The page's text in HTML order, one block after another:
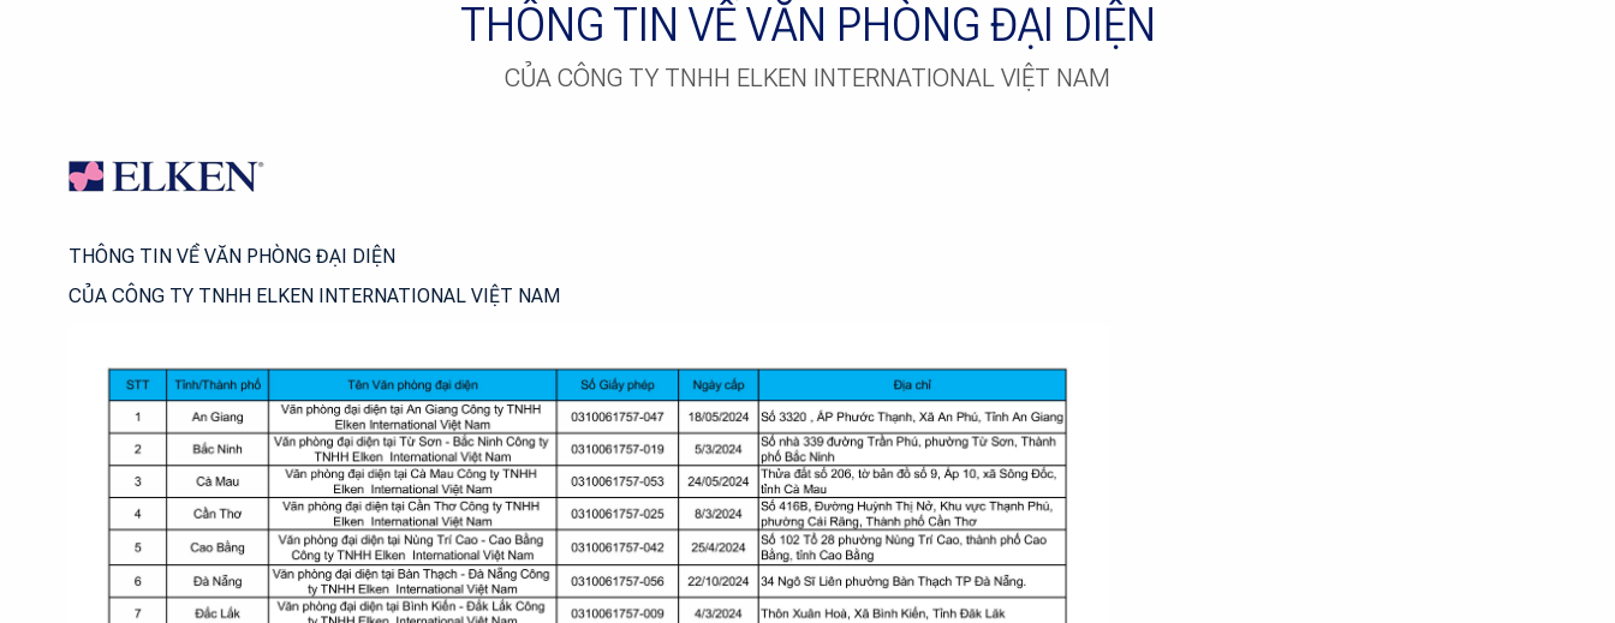
THÔNG TIN VỀ VĂN PHÒNG ĐẠI DIỆN
CỦA CÔNG TY TNHH ELKEN INTERNATIONAL VIỆT NAM
THÔNG TIN VỀ VĂN PHÒNG ĐẠI DIỆN
CỦA CÔNG TY TNHH ELKEN INTERNATIONAL VIỆT NAM